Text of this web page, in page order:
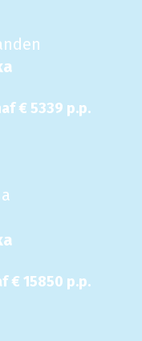
€ 5339 p.p.
€ 15850 p.p.